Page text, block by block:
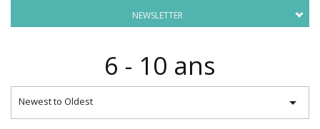
NEWSLETTER
6 - 10 ans
Newest to Oldest 